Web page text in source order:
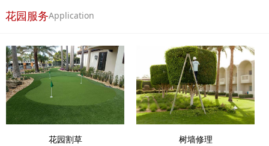
花园服务Application
花园割草 树墙修理